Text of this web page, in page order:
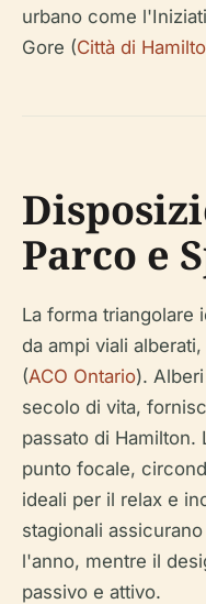
urbano come
Gore (Città di
Parco e
La forma triangolare
da ampi viali
(ACO Ontario).
secolo di vita,
passato di Hamilton.
punto focale,
ideali per il relax e
stagionali
l'anno, mentre il
passivo e attivo.